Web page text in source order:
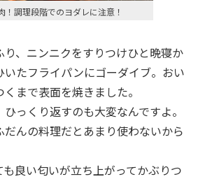
！調理段階でのヨダレに注意！
、ニンニクをすりつけひと晩寝か
たフライパンにゴーダイブ。おい
まで表面を焼きました。
っくり返すのも大変なんですよ。
だんの料理だとあまり使わないから
良い匂いが立ち上がってかぶりつ